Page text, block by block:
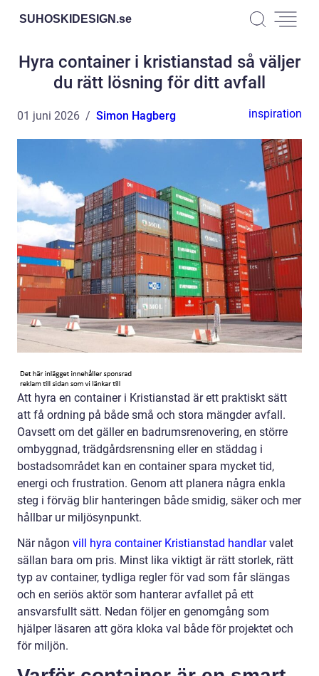
SUHOSKIDESIGN.se
Hyra container i kristianstad så väljer
du rätt lösning för ditt avfall
01 juni 2026 Simon Hagberg inspiration
Att hyra en container i Kristianstad är ett praktiskt sätt
att få ordning på både små och stora mängder avfall.
Oavsett om det gäller en badrumsrenovering, en större
ombyggnad, trädgårdsrensning eller en städdag i
bostadsområdet kan en container spara mycket tid,
energi och frustration. Genom att planera några enkla
steg i förväg blir hanteringen både smidig, säker och mer
hållbar ur miljösynpunkt.
När någon vill hyra container Kristianstad handlarvalet
sällan bara om pris. Minst lika viktigt är rätt storlek, rätt
typ av container, tydliga regler för vad som får slängas
och en seriös aktör som hanterar avfallet på ett
ansvarsfullt sätt. Nedan följer en genomgång som
hjälper läsaren att göra kloka val både för projektet och
för miljön.